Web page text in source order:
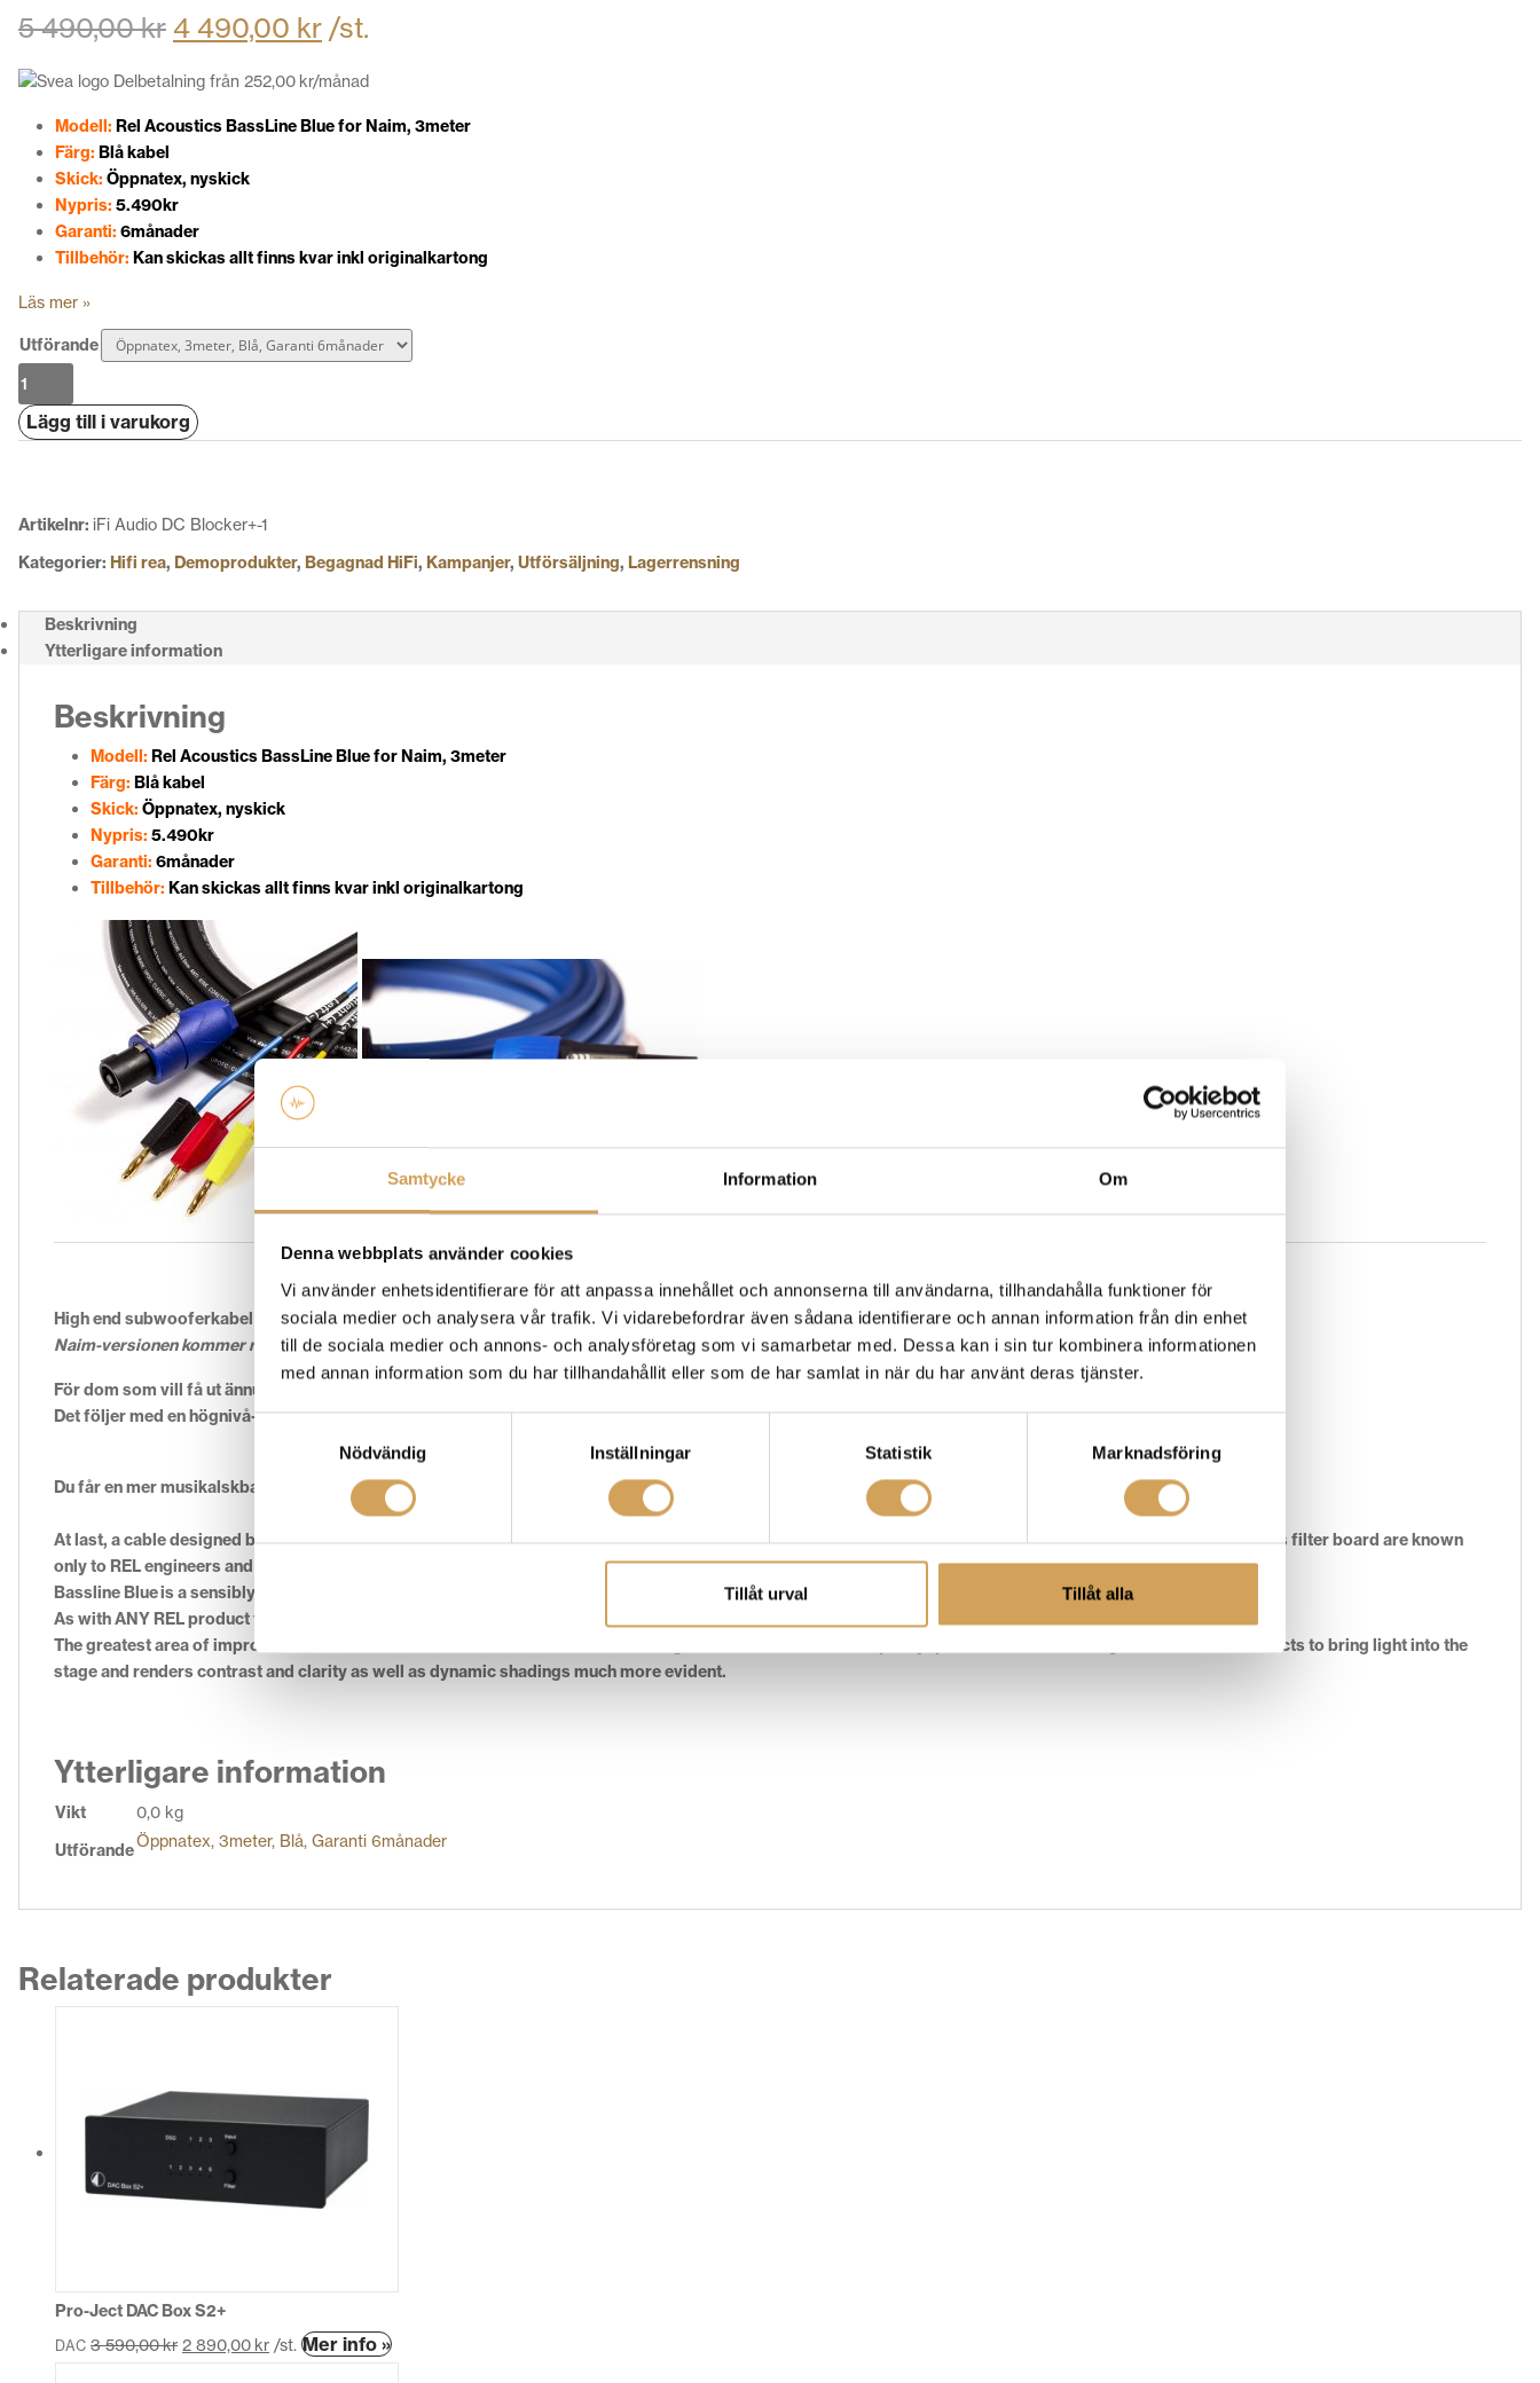
Samtycke Information Om
Denna webbplats använder cookies
Vi använder enhetsidentifierare för att anpassa innehållet och annonserna till användarna, tillhandahålla funktioner för
sociala medier och analysera vår trafik. Vi vidarebefordrar även sådana identifierare och annan information från din enhet
till de sociala medier och annons- och analysföretag som vi samarbetar med. Dessa kan i sin tur kombinera informationen
med annan information som du har tillhandahållit eller som de har samlat in när du har använt deras tjänster.
Nödvändig
Inställningar Statistik Marknadsföring
Tillåt urval Tillåt alla
5 490,00kr 4 490,00 kr /st.
Delbetalning från 252,00 kr/månad
Modell: Rel Acoustics BassLine Blue for Naim, 3meter
Färg: Blå kabel
Skick: Öppnatex, nyskick
Nypris: 5.490kr
Garanti: 6månader
Tillbehör: Kan skickas allt finns kvar inkl originalkartong
Läs mer »
Utförande
Rel
Acoustics
BassLine
mängd
Lägg till i varukorg
Artikelnr: iFi Audio DC Blocker+-1
Kategorier: Hifi rea, Demoprodukter, Begagnad HiFi, Kampanjer, Utförsäljning, Lagerrensning
Beskrivning
Ytterligare information
Beskrivning
Modell: Rel Acoustics BassLine Blue for Naim, 3meter
Färg: Blå kabel
Skick: Öppnatex, nyskick
Nypris: 5.490kr
Garanti: 6månader
Tillbehör: Kan skickas allt finns kvar inkl originalkartong
High end subwooferkabel från Rel Acoustics.
Naim-versionen kommer med stapelbara bananpluggar vilket innebär att du enkelt sätter in dessa i högtalaruttagen innan högtalarkabeln.
För dom som vill få ut ännu mer ur sin Relbas så har dom kommit med en high end modell.
Det följer med en högnivå-kabel till alla Rel basar det här är en förbättrad kabel för dom som vill få ut max prestanda ur sin Relbas.
Du får en mer musikalskbas, bättre ljudbild mer dynamik.
At last, a cable designed by RELs engineering team to improve every aspect of your entire systems performance. The special and unique characteristics of RELs filter board are known
only to REL engineers and within this circuit lies the key to designing cables optimized for REL Sub Bass Systems.
Bassline Blueis a sensibly-dimensioned cable, well-constructed so that it will improve the overall sound of EVERY aspect of the host systems performance.
As with ANY REL product the improvement extends well beyond the obvious bass region.
The greatest area of improvement lies in the manner in which the entire soundstage is
. This is a quality quite different from brightness. Illumination acts to bring light into the
stage and renders contrast and clarity as well as dynamic shadings much more evident.
Ytterligare information
Vikt
0,0 kg
UtförandeÖppnatex, 3meter, Blå, Garanti 6månader
Relaterade produkter
Pro-Ject DAC Box S2+
DAC 3 590,00kr 2 890,00 kr /st. Mer info »Den